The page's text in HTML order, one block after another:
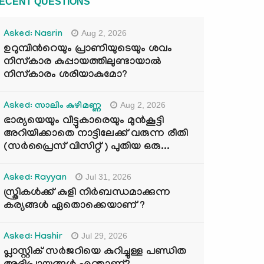
Asked: Nasrin Aug 2, 2026
ഉറുമ്പിന്‍റെയും പ്രാണിയുടെയും ശവം
നിസ്കാര കുപ്പായത്തിലുണ്ടായാൽ
നിസ്കാരം ശരിയാകുമോ?
Asked: സാലിം കുഴിമണ്ണ Aug 2, 2026
ഭാര്യയെയും വീട്ടുകാരെയും മുൻകൂട്ടി
അറിയിക്കാതെ നാട്ടിലേക്ക് വരുന്ന രീതി
(സർപ്രൈസ് വിസിറ്റ് ) പുതിയ ഒരു...
Asked: Rayyan Jul 31, 2026
സ്ത്രികൾക്ക് കുളി നിർബന്ധമാക്കുന്ന
കര്യങ്ങൾ ഏതൊക്കെയാണ് ?
Asked: Hashir Jul 29, 2026
പ്ലാസ്റ്റിക് സർജറിയെ കുറിച്ചുള്ള പണ്ഡിത